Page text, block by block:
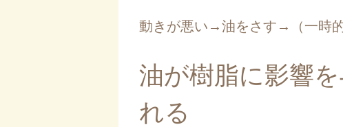
動きが悪い→油をさす→（一時的
油が樹脂に影響
れる